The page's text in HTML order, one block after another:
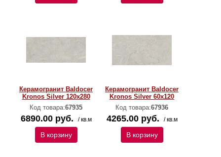
Керамогранит Baldocer
Kronos Silver 120х280
Код товара:67935
6890.00 руб. / кв.м
В корзину
Керамогранит Baldocer
Kronos Silver 60х120
Код товара:67936
4265.00 руб. / кв.м
В корзину